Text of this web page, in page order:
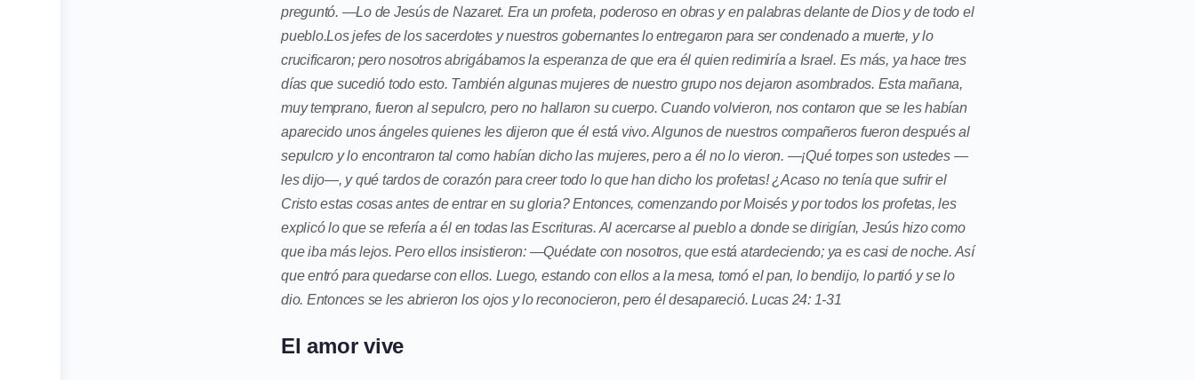
preguntó. —Lo de Jesús de Nazaret. Era un profeta, poderoso en obras y en palabras delante de Dios y de todo el
pueblo.Los jefes de los sacerdotes y nuestros gobernantes lo entregaron para ser condenado a muerte, y lo
crucificaron; pero nosotros abrigábamos la esperanza de que era él quien redimiría a Israel. Es más, ya hace tres
días que sucedió todo esto. También algunas mujeres de nuestro grupo nos dejaron asombrados. Esta mañana,
muy temprano, fueron al sepulcro, pero no hallaron su cuerpo. Cuando volvieron, nos contaron que se les habían
aparecido unos ángeles quienes les dijeron que él está vivo. Algunos de nuestros compañeros fueron después al
sepulcro y lo encontraron tal como habían dicho las mujeres, pero a él no lo vieron. —¡Qué torpes son ustedes —
les dijo—, y qué tardos de corazón para creer todo lo que han dicho los profetas! ¿Acaso no tenía que sufrir el
Cristo estas cosas antes de entrar en su gloria? Entonces, comenzando por Moisés y por todos los profetas, les
explicó lo que se refería a él en todas las Escrituras. Al acercarse al pueblo a donde se dirigían, Jesús hizo como
que iba más lejos. Pero ellos insistieron: —Quédate con nosotros, que está atardeciendo; ya es casi de noche. Así
que entró para quedarse con ellos. Luego, estando con ellos a la mesa, tomó el pan, lo bendijo, lo partió y se lo
dio. Entonces se les abrieron los ojos y lo reconocieron, pero él desapareció. Lucas 24: 1-31
El amor vive